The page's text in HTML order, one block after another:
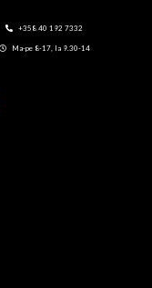
+358 40 192 7332
Ma-pe 8-17, la 9.30-14